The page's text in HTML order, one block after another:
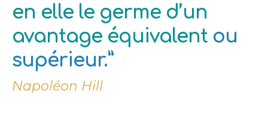
en elle le germe d’un
avantage équivalent ou
supérieur.”
Napoléon Hill